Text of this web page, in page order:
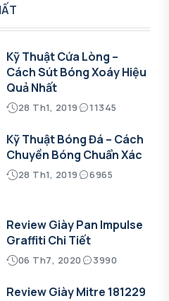
Kỹ Thuật Cứa Lòng –
Cách Sút Bóng Xoáy Hiệu
Quả Nhất
28 Th1, 2019 11345
Kỹ Thuật Bóng Đá – Cách
Chuyền Bóng Chuẩn Xác
28 Th1, 2019 6965
Review Giày Pan Impulse
Graffiti Chi Tiết
06 Th7, 2020 3990
Review Giày Mitre 181229